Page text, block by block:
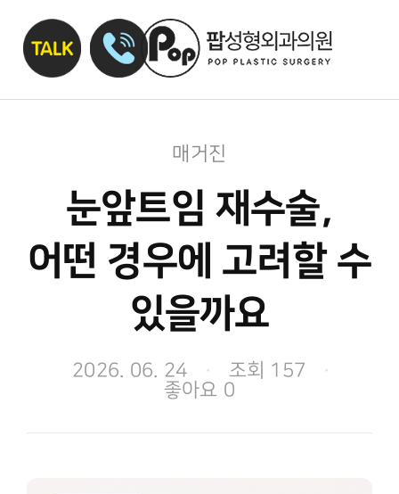
매거진
눈앞트임 재수술,
어떤 경우에 고려할 수
있을까요
2026. 06. 24 · 조회 157
·
좋아요 0